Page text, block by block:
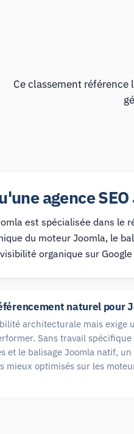
Ce classement
agence
est spécialisée dans
du moteur Joomla, le
organique sur
naturel pour
architecturale mais exige
Sans travail
et le balisage Joomla natif,
mieux optimisés sur les